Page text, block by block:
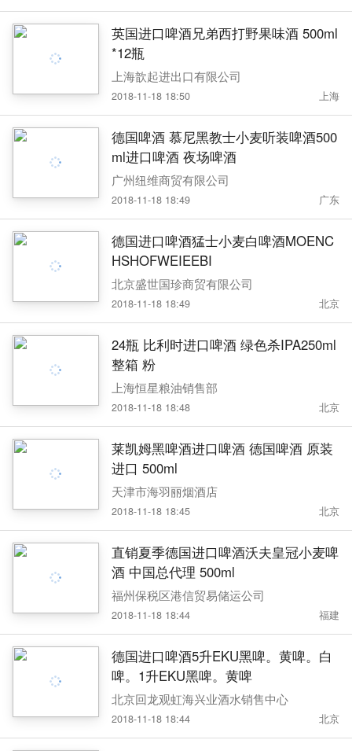
英国进口啤酒兄弟西打野果味酒 500ml
*12瓶
上海歆起进出口有限公司
2018-11-18 18:50 上海
德国啤酒 慕尼黑教士小麦听装啤酒500
ml进口啤酒 夜场啤酒
广州纽维商贸有限公司
2018-11-18 18:49 广东
德国进口啤酒猛士小麦白啤酒MOENC
HSHOFWEIEEBI
北京盛世国珍商贸有限公司
2018-11-18 18:49 北京
24瓶 比利时进口啤酒 绿色杀IPA250ml
整箱 粉
上海恒星粮油销售部
2018-11-18 18:48 北京
莱凯姆黑啤酒进口啤酒 德国啤酒 原装
进口 500ml
天津市海羽丽烟酒店
2018-11-18 18:45 北京
直销夏季德国进口啤酒沃夫皇冠小麦啤
酒 中国总代理 500ml
福州保税区港信贸易储运公司
2018-11-18 18:44 福建
德国进口啤酒5升EKU黑啤。黄啤。白
啤。1升EKU黑啤。黄啤
北京回龙观虹海兴业酒水销售中心
2018-11-18 18:44 北京